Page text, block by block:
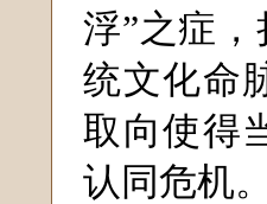
浮”之症
统文化命
取向使得
认同危机